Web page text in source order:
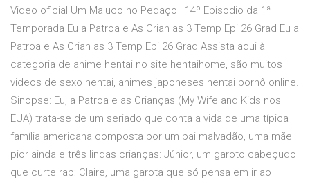
Video oficial Um Maluco no Pedaço | 14º Episodio da 1ª
Temporada Eu a Patroa e As Crian as 3 Temp Epi 26 Grad Eu a
Patroa e As Crian as 3 Temp Epi 26 Grad Assista aqui à
categoria de anime hentai no site hentaihome, são muitos
videos de sexo hentai, animes japoneses hentai pornô online.
Sinopse: Eu, a Patroa e as Crianças (My Wife and Kids nos
EUA) trata-se de um seriado que conta a vida de uma típica
família americana composta por um pai malvadão, uma mãe
pior ainda e três lindas crianças: Júnior, um garoto cabeçudo
que curte rap; Claire, uma garota que só pensa em ir ao